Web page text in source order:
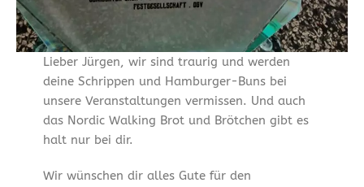
Lieber Jürgen, wir sind traurig und werden
deine Schrippen und Hamburger-Buns bei
unsere Veranstaltungen vermissen. Und auch
das Nordic Walking Brot und Brötchen gibt es
halt nur bei dir.
Wir wünschen dir alles Gute für den